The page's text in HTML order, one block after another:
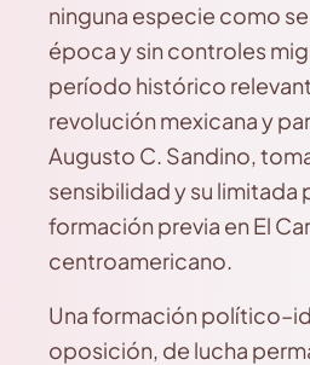
ninguna especie como
época y sin controles
período histórico
revolución mexicana y
Augusto C. Sandino,
sensibilidad y su limitada
formación previa en El
centroamericano.
Una formación
oposición, de lucha